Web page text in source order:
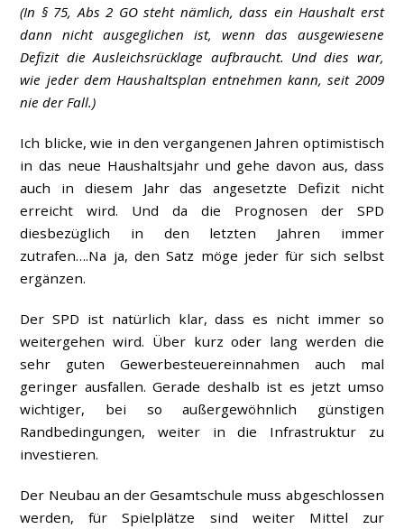
(In § 75, Abs 2 GO steht nämlich, dass ein Haushalt erst
dann nicht ausgeglichen ist, wenn das ausgewiesene
Defizit die Ausleichsrücklage aufbraucht. Und dies war,
wie jeder dem Haushaltsplan entnehmen kann, seit 2009
nie der Fall.)
Ich blicke, wie in den vergangenen Jahren optimistisch
in das neue Haushaltsjahr und gehe davon aus, dass
auch in diesem Jahr das angesetzte Defizit nicht
erreicht wird. Und da die Prognosen der SPD
diesbezüglich in den letzten Jahren immer
zutrafen….Na ja, den Satz möge jeder für sich selbst
ergänzen.
Der SPD ist natürlich klar, dass es nicht immer so
weitergehen wird. Über kurz oder lang werden die
sehr guten Gewerbesteuereinnahmen auch mal
geringer ausfallen. Gerade deshalb ist es jetzt umso
wichtiger, bei so außergewöhnlich günstigen
Randbedingungen, weiter in die Infrastruktur zu
investieren.
Der Neubau an der Gesamtschule muss abgeschlossen
werden, für Spielplätze sind weiter Mittel zur